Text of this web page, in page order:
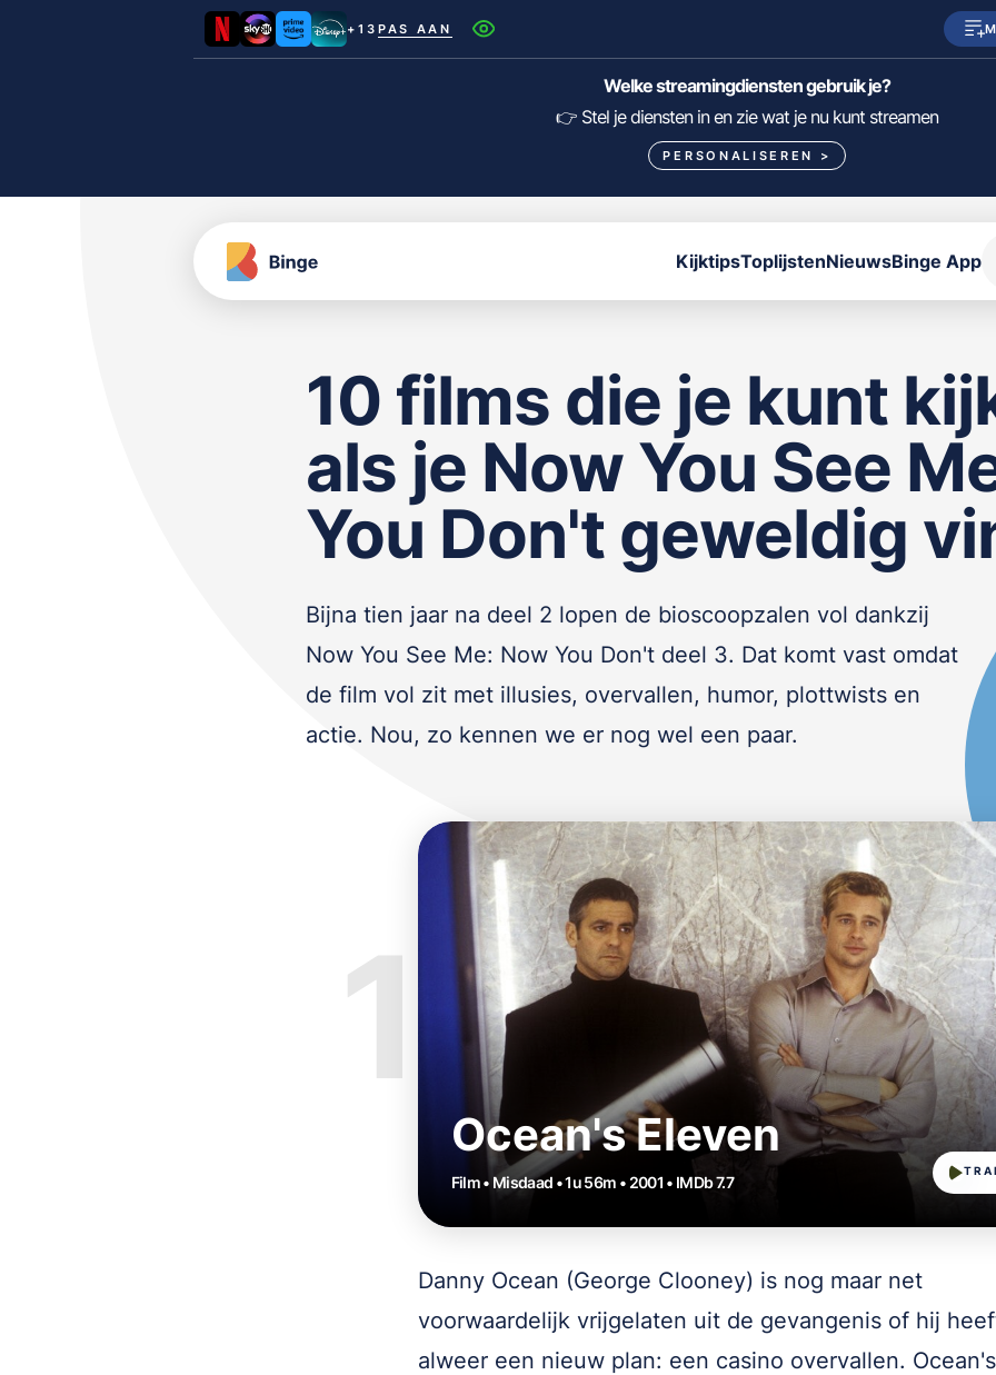
+13 PAS AAN
Netflix SkyShowtime Prime Video
HBO Max NPO Start
Pathé Thuis
Welke streamingdiensten gebruik je?
👉 Stel je diensten in en zie wat je nu kunt streamen
PERSONALISEREN >
KijktipsToplijstenNieuwsBinge App
10 films die je kunt
als je Now You See
You Don't geweldig
Bijna tien jaar na deel 2 lopen de bioscoopzalen vol dankzij
Now You See Me: Now You Don't deel 3. Dat komt vast omdat
de film vol zit met illusies, overvallen, humor, plottwists en
actie. Nou, zo kennen we er nog wel een paar.
1
Ocean's Eleven
Film • Misdaad • 1u 56m • 2001 • IMDb 7.7
Danny Ocean (George Clooney) is nog maar net
voorwaardelijk vrijgelaten uit de gevangenis of hij
alweer een nieuw plan: een casino overvallen.